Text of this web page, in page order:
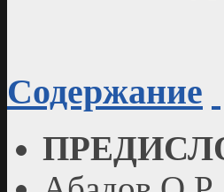
Содержание